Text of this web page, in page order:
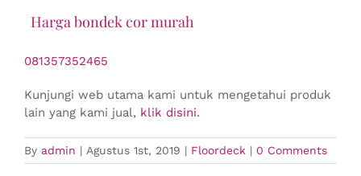
Harga bondek cor murah
081357352465
Kunjungi web utama kami untuk mengetahui produk
lain yang kami jual, klik disini.
By admin | Agustus 1st, 2019 | Floordeck | 0 Comments